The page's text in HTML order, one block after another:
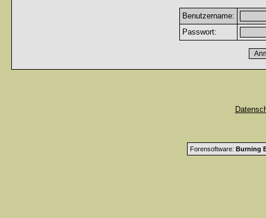
Benutzername:
Passwort:
Forensoftware: Burning